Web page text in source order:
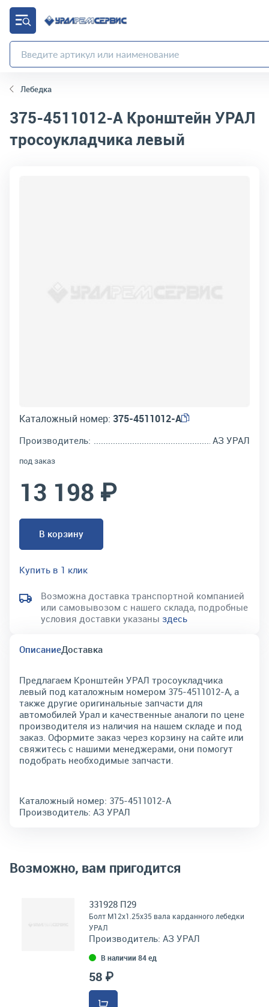
Лебедка
375-4511012-АКронштейн УРАЛ
тросоукладчика левый
Каталожный номер: 375-4511012-А
Производитель: АЗ УРАЛ
под заказ
13 198 ₽
В корзину
Купить в 1 клик
Возможна доставка транспортной компанией
или самовывозом с нашего склада, подробные
условия доставки указаны здесь
ОписаниеДоставка
Предлагаем Кронштейн УРАЛ тросоукладчика
левый под каталожным номером 375-4511012-А, а
также другие оригинальные запчасти для
автомобилей Урал и качественные аналоги по цене
производителя из наличия на нашем складе и под
заказ. Оформите заказ через корзину на сайте или
свяжитесь с нашими менеджерами, они помогут
подобрать необходимые запчасти.
Каталожный номер: 375-4511012-А
Производитель: АЗ УРАЛ
Возможно, вам пригодится
331928 П29
Болт М12х1.25х35 вала карданного лебедки
УРАЛ
Производитель: АЗ УРАЛ
В наличии 84 ед
58 ₽